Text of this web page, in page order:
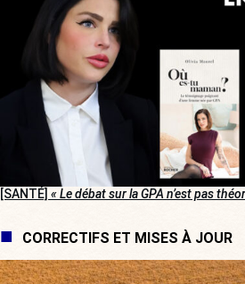
[SANTÉ] « Le débat sur la GPA n’est pas
CORRECTIFS ET MISES À JOUR